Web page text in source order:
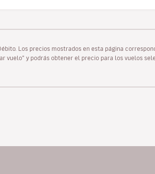
Los precios mostrados en esta página
vuelo” y podrás obtener el precio para los vuelos